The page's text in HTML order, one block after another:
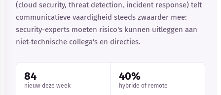
(cloud security, threat detection, incident response) telt
communicatieve vaardigheid steeds zwaarder mee:
security-experts moeten risico's kunnen uitleggen aan
niet-technische collega's en directies.
84
nieuw deze week
40%
hybride of remote